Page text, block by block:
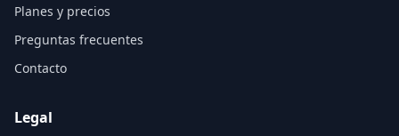
Planes y precios
Preguntas frecuentes
Contacto
Legal